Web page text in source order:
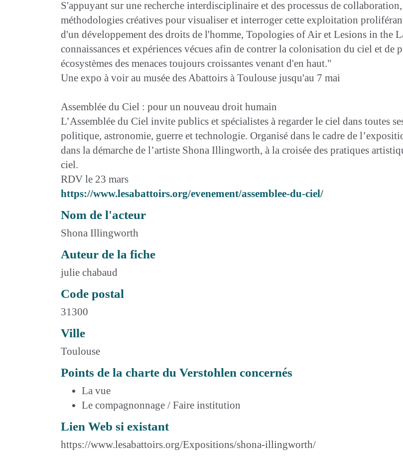
S'appuyant sur une recherche interdisciplinaire et des processus de
méthodologies créatives pour visualiser et interroger cette exploitation
d'un développement des droits de l'homme, Topologies of Air et Lesions in the
connaissances et expériences vécues afin de contrer la colonisation du ciel et de
écosystèmes des menaces toujours croissantes venant d'en haut."
Une expo à voir au musée des Abattoirs à Toulouse jusqu'au 7 mai
Assemblée du Ciel : pour un nouveau droit humain
L’Assemblée du Ciel invite publics et spécialistes à regarder le ciel dans toutes
politique, astronomie, guerre et technologie. Organisé dans le cadre de
dans la démarche de l’artiste Shona Illingworth, à la croisée des pratiques
ciel.
RDV le 23 mars
https://www.lesabattoirs.org/evenement/assemblee-du-ciel/
Nom de l'acteur
Shona Illingworth
Auteur de la fiche
julie chabaud
Code postal
31300
Ville
Toulouse
Points de la charte du Verstohlen concernés
La vue
Le compagnonnage / Faire institution
Lien Web si existant
https://www.lesabattoirs.org/Expositions/shona-illingworth/